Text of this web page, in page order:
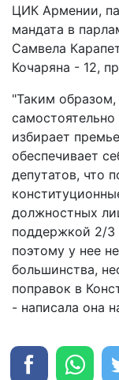
ЦИК Армении,
мандата в
Самвела
Кочаряна - 12,
"Таким
избирает
обеспечивает
депутатов, что
должностных
поддержкой 2/3
поэтому у нее
большинства,
поправок в
- написала она